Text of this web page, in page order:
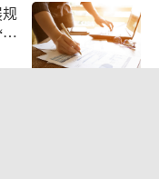
国外收入前三季
同比增长39%，